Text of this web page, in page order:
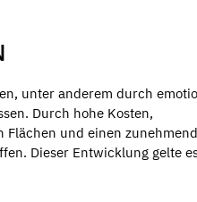
unter anderem durch
Durch hohe Kosten,
Flächen und einen
Dieser Entwicklung gelte